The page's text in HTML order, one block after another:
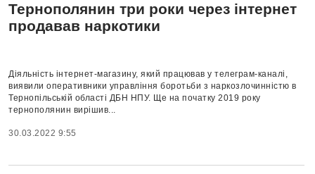
Тернополянин три роки через інтернет
продавав наркотики
Діяльність інтернет-магазину, який працював у телеграм-каналі,
виявили оперативники управління боротьби з наркозлочинністю в
Тернопільській області ДБН НПУ. Ще на початку 2019 року
тернополянин вирішив...
30.03.2022 9:55